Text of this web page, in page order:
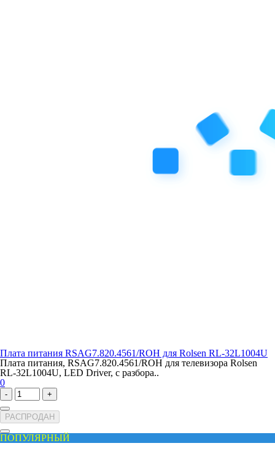
Плата питания RSAG7.820.4561/ROH для Rolsen RL-32L1004U
Плата питания, RSAG7.820.4561/ROH для телевизора Rolsen
RL-32L1004U, LED Driver, с разбора..
0
- +
РАСПРОДАН
ПОПУЛЯРНЫЙ